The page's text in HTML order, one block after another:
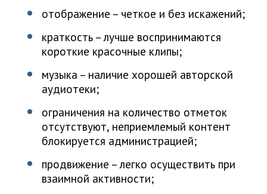
отображение – четкое и без искажений;
краткость – лучше воспринимаются
короткие красочные клипы;
музыка – наличие хорошей авторской
аудиотеки;
ограничения на количество отметок
отсутствуют, неприемлемый контент
блокируется администрацией;
продвижение – легко осуществить при
взаимной активности;